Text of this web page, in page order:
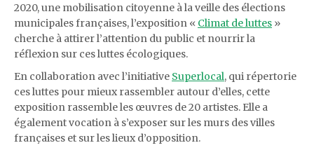
2020, une mobilisation citoyenne à la veille des élections
municipales françaises, l’exposition « Climat de luttes »
cherche à attirer l’attention du public et nourrir la
réflexion sur ces luttes écologiques.
En collaboration avec l’initiative Superlocal, qui répertorie
ces luttes pour mieux rassembler autour d’elles, cette
exposition rassemble les œuvres de 20 artistes. Elle a
également vocation à s’exposer sur les murs des villes
françaises et sur les lieux d’opposition.